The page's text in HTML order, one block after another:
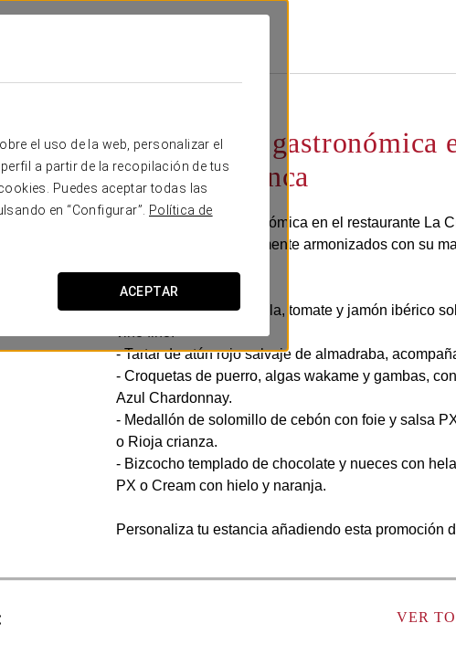
el uso de la web, personalizar el
a partir de la recopilación de tus
Puedes aceptar todas las
en “Configurar”.
Política de
ACEPTAR
Experiencia gastronómica
La Cruz Blanca
La Experiencia Gastronómica en el restaurante La
de sabores cuidadosamente armonizados con su
- Ensalada de mozzarella, tomate y jamón ibérico
- Tartar de atún rojo salvaje de almadraba,
- Croquetas de puerro, algas wakame y gambas,
Azul Chardonnay.
- Medallón de solomillo de cebón con foie y salsa
o Rioja crianza.
- Bizcocho templado de chocolate y nueces con
PX o Cream con hielo y naranja.
Personaliza tu estancia añadiendo esta promoción
VER